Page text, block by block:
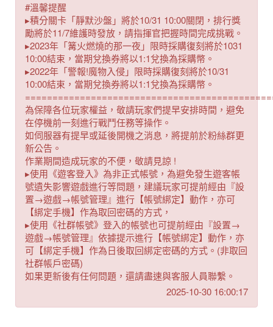
#溫馨提醒
▸積分關卡「靜默沙盤」將於10/31 10:00關閉，排行獎
勵將於11/7維護時發放，請指揮官把握時間完成挑戰。
▸2023年「篝火燃燒的那一夜」限時採購復刻將於1031
10:00結束，當期兌換券將以1:1兌換為採購幣。
▸2022年「警報!魔物入侵」限時採購復刻將於10/31
10:00結束，當期兌換券將以1:1兌換為採購幣。
為保障各位玩家權益，敬請玩家們提早安排時間，避免
在停機前一刻進行戰鬥任務等操作。
如伺服器有提早或延後開機之消息，將提前於粉絲群更
新公告。
作業期間造成玩家的不便，敬請見諒 !
▸使用《遊客登入》為非正式帳號，為避免發生遊客帳
號遺失影響遊戲進行等問題，建議玩家可提前經由『設
置→遊戲→帳號管理』進行【帳號綁定】動作，亦可
【綁定手機】作為取回密碼的方式，
▸使用《社群帳號》登入的帳號也可提前經由『設置→
遊戲→帳號管理』依據提示進行【帳號綁定】動作，亦
可【綁定手機】作為日後取回綁定密碼的方式。(非取回
社群帳戶密碼)
如果更新後有任何問題，還請盡速與客服人員聯繫。
2025-10-30 16:00:17